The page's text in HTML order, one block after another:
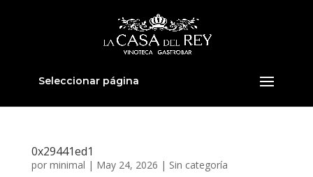
Seleccionar página
0x29441ed1
por minimal | May 24, 2026 | Sin categoría